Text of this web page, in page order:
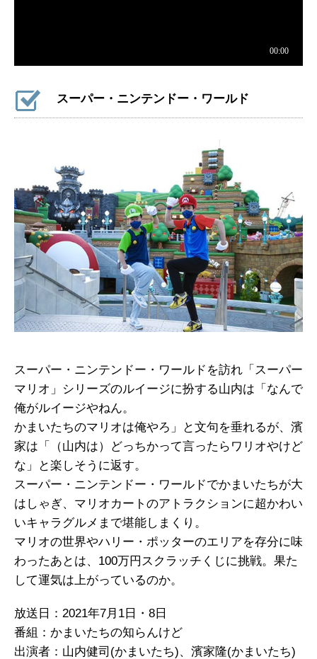
スーパー・ニンテンドー・ワールド
スーパー・ニンテンドー・ワールドを訪れ「スーパー
マリオ」シリーズのルイージに扮する山内は「なんで
俺がルイージやねん。
かまいたちのマリオは俺やろ」と文句を垂れるが、濱
家は「（山内は）どっちかって言ったらワリオやけど
な」と楽しそうに返す。
スーパー・ニンテンドー・ワールドでかまいたちが大
はしゃぎ、マリオカートのアトラクションに超かわい
いキャラグルメまで堪能しまくり。
マリオの世界やハリー・ポッターのエリアを存分に味
わったあとは、100万円スクラッチくじに挑戦。果た
して運気は上がっているのか。
放送日：2021年7月1日・8日
番組：かまいたちの知らんけど
出演者：山内健司(かまいたち)、濱家隆(かまいたち)